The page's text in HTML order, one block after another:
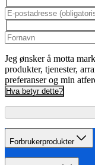
Jeg ønsker å motta
produkter, tjenester,
preferanser og min
Hva betyr dette?
Forbrukerprodukter